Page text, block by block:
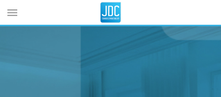
Cookies management panel